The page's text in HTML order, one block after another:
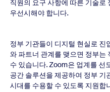
직원의 요구 사항에 따른 기술로
우선시해야 합니다.
정부 기관들이 디지털 현실로
와 파트너 관계를 맺으면 정부는
수 있습니다. Zoom은 업계를 선
공간 솔루션을 제공하여 정부 기
시대를 수용할 수 있도록 지원합